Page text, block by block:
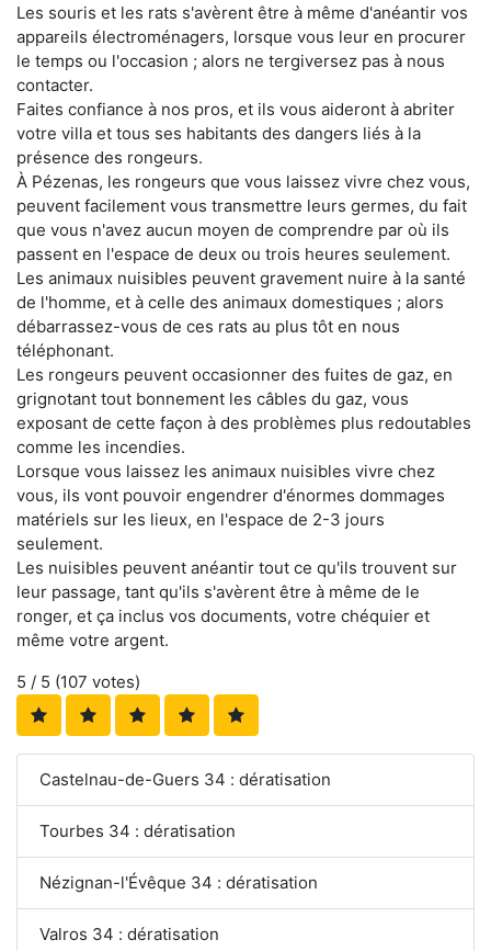
Les souris et les rats s'avèrent être à même d'anéantir vos
appareils électroménagers, lorsque vous leur en procurer
le temps ou l'occasion ; alors ne tergiversez pas à nous
contacter.
Faites confiance à nos pros, et ils vous aideront à abriter
votre villa et tous ses habitants des dangers liés à la
présence des rongeurs.
À Pézenas, les rongeurs que vous laissez vivre chez vous,
peuvent facilement vous transmettre leurs germes, du fait
que vous n'avez aucun moyen de comprendre par où ils
passent en l'espace de deux ou trois heures seulement.
Les animaux nuisibles peuvent gravement nuire à la santé
de l'homme, et à celle des animaux domestiques ; alors
débarrassez-vous de ces rats au plus tôt en nous
téléphonant.
Les rongeurs peuvent occasionner des fuites de gaz, en
grignotant tout bonnement les câbles du gaz, vous
exposant de cette façon à des problèmes plus redoutables
comme les incendies.
Lorsque vous laissez les animaux nuisibles vivre chez
vous, ils vont pouvoir engendrer d'énormes dommages
matériels sur les lieux, en l'espace de 2-3 jours
seulement.
Les nuisibles peuvent anéantir tout ce qu'ils trouvent sur
leur passage, tant qu'ils s'avèrent être à même de le
ronger, et ça inclus vos documents, votre chéquier et
même votre argent.
5 / 5 (107 votes)
Castelnau-de-Guers 34 : dératisation
Tourbes 34 : dératisation
Nézignan-l'Évêque 34 : dératisation
Valros 34 : dératisation